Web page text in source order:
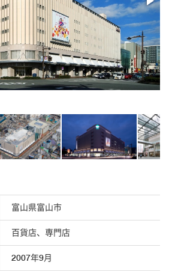
富山県富山市
百貨店、専門店
2007年9月